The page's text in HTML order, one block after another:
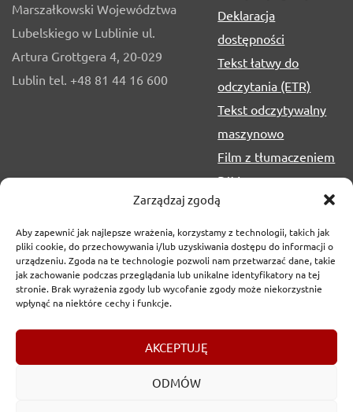
Zarządzaj zgodą
Aby zapewnić jak najlepsze wrażenia, korzystamy z technologii, takich jak
pliki cookie, do przechowywania i/lub uzyskiwania dostępu do informacji o
urządzeniu. Zgoda na te technologie pozwoli nam przetwarzać dane, takie
jak zachowanie podczas przeglądania lub unikalne identyfikatory na tej
stronie. Brak wyrażenia zgody lub wycofanie zgody może niekorzystnie
wpłynąć na niektóre cechy i funkcje.
AKCEPTUJĘ
ODMÓW
Marszałkowski Województwa
Lubelskiego w Lublinie ul.
Artura Grottgera 4, 20-029
Lublin tel. +48 81 44 16 600
Deklaracja
dostępności
Tekst łatwy do
odczytania (ETR)
Tekst odczytywalny
maszynowo
Film z tłumaczeniem
PJM
2017-2026 © Urząd Marszałkowski Województwa
Lubelskiego w Lublinie